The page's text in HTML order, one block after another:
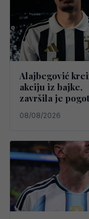
Alajbegović
akciju iz bajke,
završila je
08/08/2026